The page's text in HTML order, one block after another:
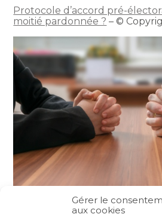
Gérer le
aux cookies
Protocole d’accord pré-
moitié pardonnée ? – ©